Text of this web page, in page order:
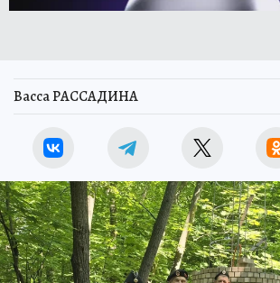
Васса РАССАДИНА